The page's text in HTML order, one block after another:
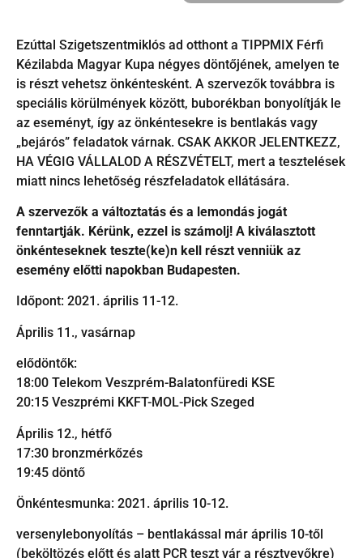
Ezúttal Szigetszentmiklós ad otthont a TIPPMIX Férfi
Kézilabda Magyar Kupa négyes döntőjének, amelyen te
is részt vehetsz önkéntesként. A szervezők továbbra is
speciális körülmények között, buborékban bonyolítják le
az eseményt, így az önkéntesekre is bentlakás vagy
„bejárós” feladatok várnak. CSAK AKKOR JELENTKEZZ,
HA VÉGIG VÁLLALOD A RÉSZVÉTELT, mert a tesztelések
miatt nincs lehetőség részfeladatok ellátására.
A szervezők a változtatás és a lemondás jogát
fenntartják. Kérünk, ezzel is számolj! A kiválasztott
önkénteseknek teszte(ke)n kell részt venniük az
esemény előtti napokban Budapesten.
Időpont: 2021. április 11-12.
Április 11., vasárnap
elődöntők:
18:00 Telekom Veszprém-Balatonfüredi KSE
20:15 Veszprémi KKFT-MOL-Pick Szeged
Április 12., hétfő
17:30 bronzmérkőzés
19:45 döntő
Önkéntesmunka: 2021. április 10-12.
versenylebonyolítás – bentlakással már április 10-től
(beköltözés előtt és alatt PCR teszt vár a résztvevőkre)